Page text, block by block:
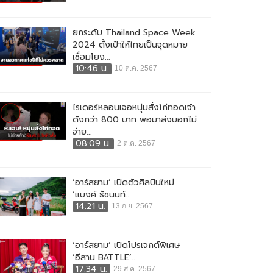
ยกระดับ Thailand Space Week
2024 ตั้งเป้าให้ไทยเป็นจุดหมาย
เชื่อมโยง...
10:46 น.
10 ต.ค. 2567
ไรเดอร์หลอนเจอหนุ่มสั่งไก่ทอดเจ้า
ดังกว่า 800 บาท พอมาส่งบอกไม่
จ่าย...
08:09 น.
2 ต.ค. 2567
‘อาร์สยาม’ เปิดตัวศิลปินใหม่
‘แบงค์ ธัชนนท์...
14:21 น.
13 ก.ย. 2567
‘อาร์สยาม’ เปิดโปรเจกต์พิเศษ
‘อีสาน BATTLE’...
17:34 น.
29 ส.ค. 2567